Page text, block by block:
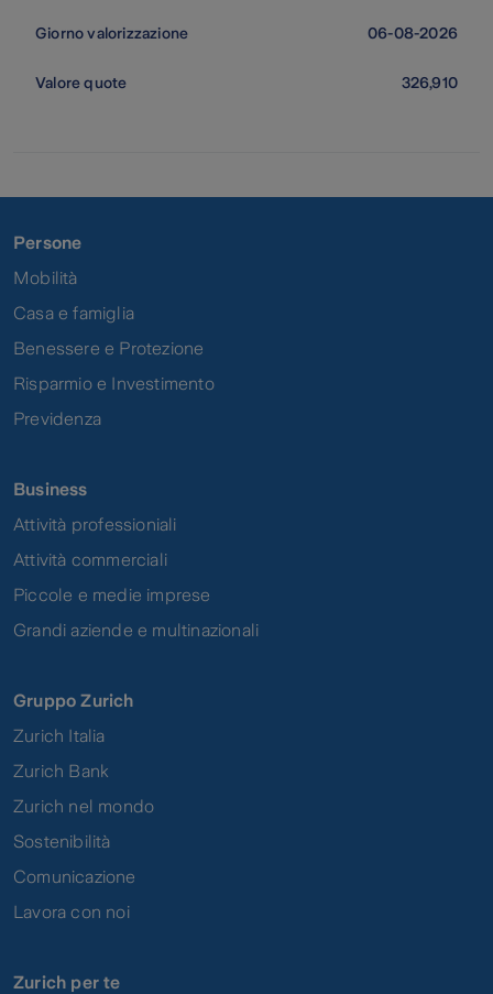
06-08-2026
326,910
Persone
Mobilità
Casa e famiglia
Benessere e Protezione
Risparmio e Investimento
Previdenza
Business
Attività professioniali
Attività commerciali
Piccole e medie imprese
Grandi aziende e multinazionali
Gruppo Zurich
Zurich Italia
Zurich Bank
Zurich nel mondo
Sostenibilità
Comunicazione
Lavora con noi
Zurich per te